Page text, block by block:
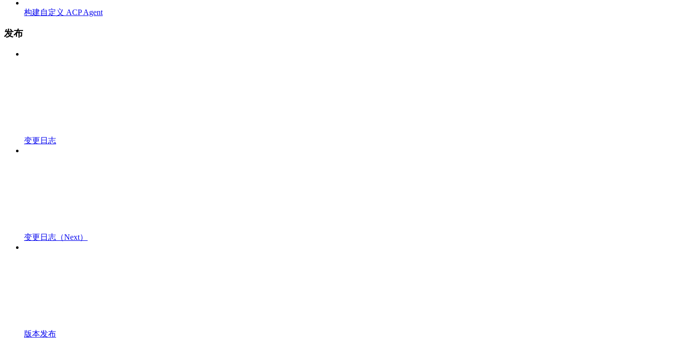
构建自定义 ACP Agent
发布
变更日志
变更日志（Next）
版本发布